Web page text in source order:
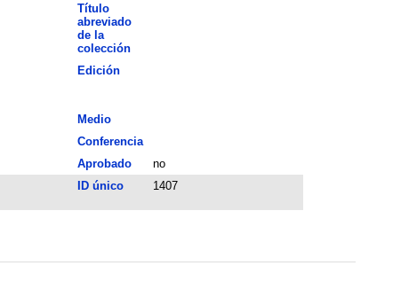
Título
abreviado
de la
colección
Edición
Medio
Conferencia
Aprobado
no
ID único 1407